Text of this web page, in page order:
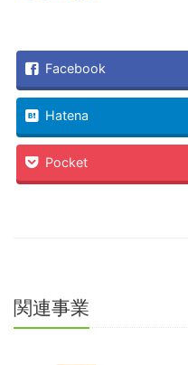
共
有
(新
し
い
ウ
ィ
ン
ド
ウ
開
ク
リ
ッ
ク
く
だ
し
す)
Facebook
Hatena
Pocket
関連事業